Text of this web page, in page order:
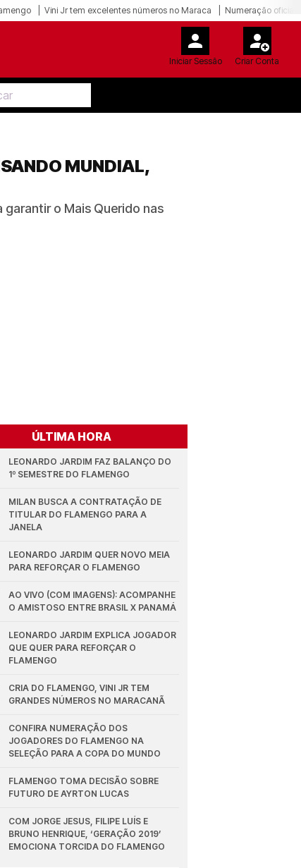
Vini Jr tem excelentes números no Maraca Numeração oficial
Iniciar Sessão Criar Conta
MUNDIAL,
o Mais Querido nas
ÚLTIMA HORA
LEONARDO JARDIM FAZ BALANÇO DO
1º SEMESTRE DO FLAMENGO
MILAN BUSCA A CONTRATAÇÃO DE
TITULAR DO FLAMENGO PARA A
JANELA
LEONARDO JARDIM QUER NOVO MEIA
PARA REFORÇAR O FLAMENGO
AO VIVO (COM IMAGENS): ACOMPANHE
O AMISTOSO ENTRE BRASIL X PANAMÁ
LEONARDO JARDIM EXPLICA JOGADOR
QUE QUER PARA REFORÇAR O
FLAMENGO
CRIA DO FLAMENGO, VINI JR TEM
GRANDES NÚMEROS NO MARACANÃ
CONFIRA NUMERAÇÃO DOS
JOGADORES DO FLAMENGO NA
SELEÇÃO PARA A COPA DO MUNDO
FLAMENGO TOMA DECISÃO SOBRE
FUTURO DE AYRTON LUCAS
COM JORGE JESUS, FILIPE LUÍS E
BRUNO HENRIQUE, ‘GERAÇÃO 2019’
EMOCIONA TORCIDA DO FLAMENGO